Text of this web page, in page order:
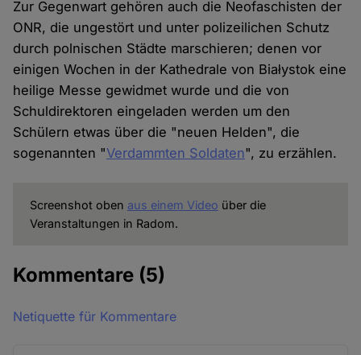
Zur Gegenwart gehören auch die Neofaschisten der
ONR, die ungestört und unter polizeilichen Schutz
durch polnischen Städte marschieren; denen vor
einigen Wochen in der Kathedrale von Białystok eine
heilige Messe gewidmet wurde und die von
Schuldirektoren eingeladen werden um den
Schülern etwas über die "neuen Helden", die
sogenannten "Verdammten Soldaten", zu erzählen.
Screenshot oben aus einem Video über die
Veranstaltungen in Radom.
Kommentare (5)
Netiquette für Kommentare